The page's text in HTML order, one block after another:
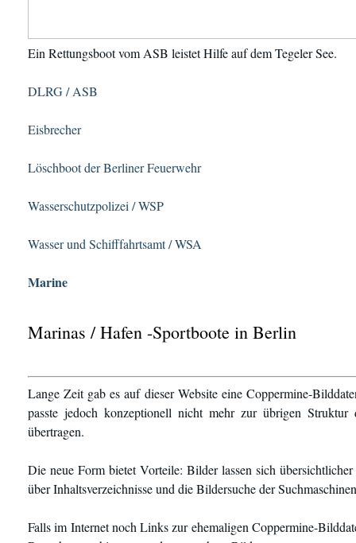
Ein Rettungsboot vom ASB leistet Hilfe auf dem Tegeler See.
DLRG / ASB
Eisbrecher
Löschboot der Berliner Feuerwehr
Wasserschutzpolizei / WSP
Wasser und Schifffahrtsamt / WSA
Marine
Marinas / Hafen -Sportboote in Berlin
Lange Zeit gab es auf dieser Website eine Coppermine-
passte jedoch konzeptionell nicht mehr zur übrigen
übertragen.
Die neue Form bietet Vorteile: Bilder lassen sich
über Inhaltsverzeichnisse und die Bildersuche der
Falls im Internet noch Links zur ehemaligen Coppermine-